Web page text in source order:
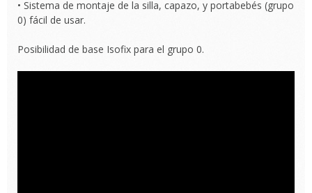
• Sistema de montaje de la silla, capazo, y portabebés (grupo
0) fácil de usar.
Posibilidad de base Isofix para el grupo 0.